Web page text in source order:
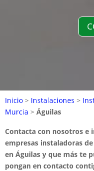
Inicio > Instalaciones >
Murcia > Águilas
Contacta con nosotros e
empresas instaladoras
en Águilas y que más te
pongan en contacto